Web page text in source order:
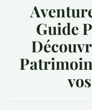
Guide